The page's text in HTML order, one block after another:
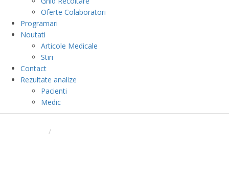
Oferte Colaboratori
Programari
Noutati
Articole Medicale
Stiri
Contact
Rezultate analize
Pacienti
Medic
BLOG
/